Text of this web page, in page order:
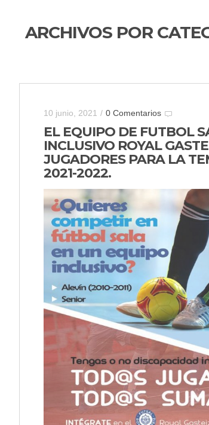
ARCHIVOS POR
10 junio, 2021 / 0 Comentarios
EL EQUIPO DE FUTBOL
INCLUSIVO ROYAL
JUGADORES PARA LA
2021-2022.